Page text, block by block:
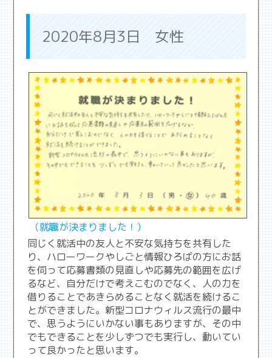
2020年8月3日 女性
（就職が決まりました！）
同じく就活中の友人と不安な気持ちを共有した
り、ハローワークやしごと情報ひろばの方にお話
を伺って応募書類の見直しや応募先の範囲を広げ
るなど、自分だけで考えこむのでなく、人の力を
借りることであきらめることなく就活を続けるこ
とができました。新型コロナウィルス流行の最中
で、思うようにいかない事もありますが、その中
でもできることを少しずつでも実行し、動いてい
って良かったと思います。